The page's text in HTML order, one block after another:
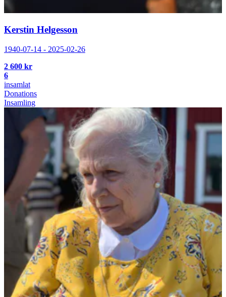
Kerstin Helgesson
1940-07-14 - 2025-02-26
2 600 kr
6
insamlat
Donations
Insamling